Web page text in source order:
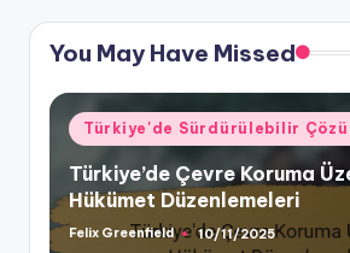
You May Have Missed
Posted
in
Türkiye'de Sürdürülebilir
Türkiye’de Çevre Koruma
Hükümet Düzenlemeleri
Posted
Felix Greenfield 10/11/2025